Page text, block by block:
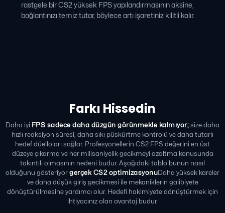
rastgele bir CS2 yüksek FPS yapılandırmasının aksine,
bağlantınızı temiz tutar, böylece artı işaretiniz kilitli kalır.
Farkı Hissedin
Daha iyi FPS sadece daha düzgün görünmekle kalmıyor; size daha
hızlı reaksiyon süresi, daha sıkı püskürtme kontrolü ve daha tutarlı
hedef düelloları sağlar. Profesyonellerin CS2 FPS değerini en üst
düzeye çıkarma ve her milisaniyelik gecikmeyi azaltma konusunda
takıntılı olmasının nedeni budur. Aşağıdaki tablo bunun nasıl
olduğunu gösteriyor gerçek CS2 optimizasyonuDaha yüksek kareler
ve daha düşük giriş gecikmesi ile mekaniklerin galibiyete
dönüştürülmesine yardımcı olur. Hedefi hakimiyete dönüştürmek için
ihtiyacınız olan avantaj budur.